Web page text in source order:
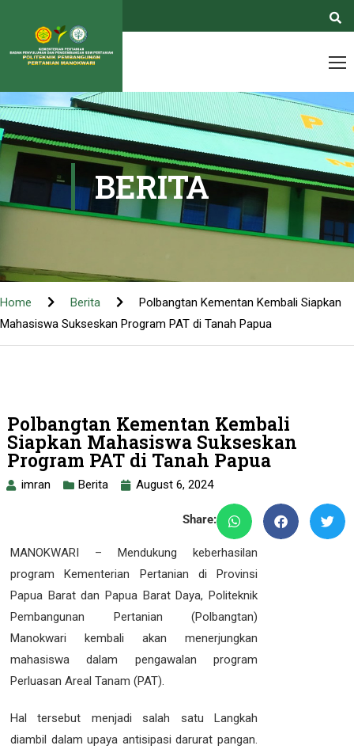
BERITA
Home Berita
Polbangtan Kementan Kembali Siapkan
Mahasiswa Sukseskan Program PAT di Tanah Papua
Polbangtan Kementan Kembali
Siapkan Mahasiswa Sukseskan
Program PAT di Tanah Papua
imran Berita August 6, 2024
Share:
MANOKWARI – Mendukung keberhasilan
program Kementerian Pertanian di Provinsi
Papua Barat dan Papua Barat Daya, Politeknik
Pembangunan Pertanian (Polbangtan)
Manokwari kembali akan menerjungkan
mahasiswa dalam pengawalan program
Perluasan Areal Tanam (PAT).
Hal tersebut menjadi salah satu Langkah
diambil dalam upaya antisipasi darurat pangan.